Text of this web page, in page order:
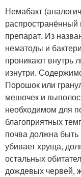
Немабакт
распространённый
препарат. Из
нематоды и
проникают внутрь
изнутри.
Порошок или
мешочек и
необходимом для
благоприятных
почва должна
убивает хруща,
остальных
дождевых червей,